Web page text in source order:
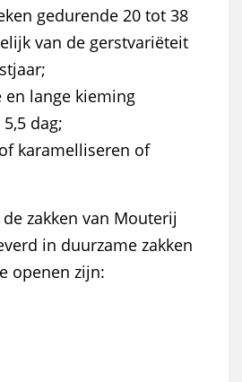
gedurende 20 tot 38
van de gerstvariëteit
en lange kieming
dag;
karamelliseren of
zakken van Mouterij
in duurzame zakken
openen zijn: